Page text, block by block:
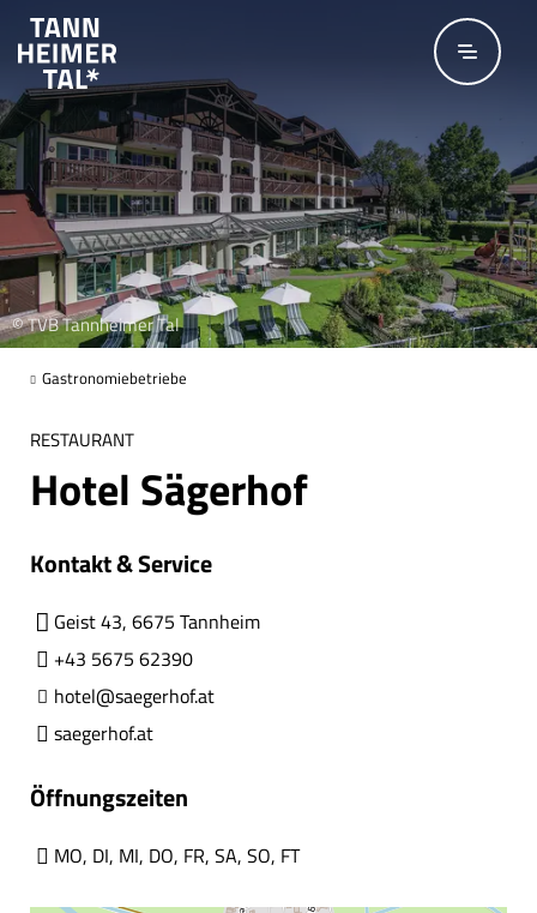
© TVB Tannheimer Tal
Gastronomiebetriebe
RESTAURANT
Hotel Sägerhof
Kontakt & Service
Geist 43, 6675 Tannheim
+43 5675 62390
hotel@saegerhof.at
saegerhof.at
Öffnungszeiten
MO, DI, MI, DO, FR, SA, SO, FT